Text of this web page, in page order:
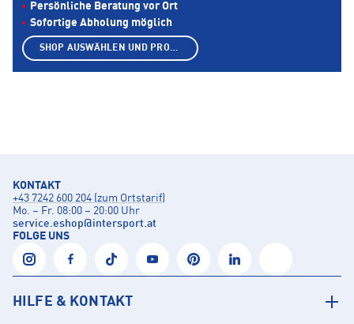
Persönliche Beratung vor Ort
Sofortige Abholung möglich
SHOP AUSWÄHLEN UND PRODUKTE ANZEIGEN
KONTAKT
+43 7242 600 204 (zum Ortstarif)
Mo. – Fr. 08:00 – 20:00 Uhr
service.eshop@intersport.at
FOLGE UNS
HILFE & KONTAKT